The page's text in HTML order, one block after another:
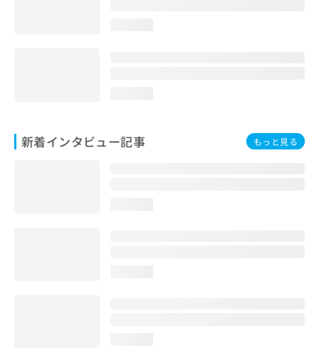
新着インタビュー記事 もっと見る